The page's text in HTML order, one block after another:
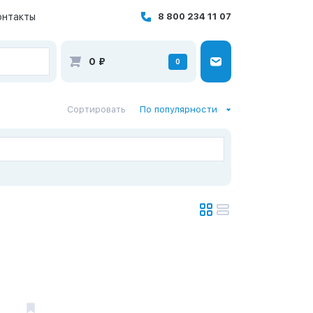
8 800 234 11 07
0 ₽ 0
Сортировать По популярности